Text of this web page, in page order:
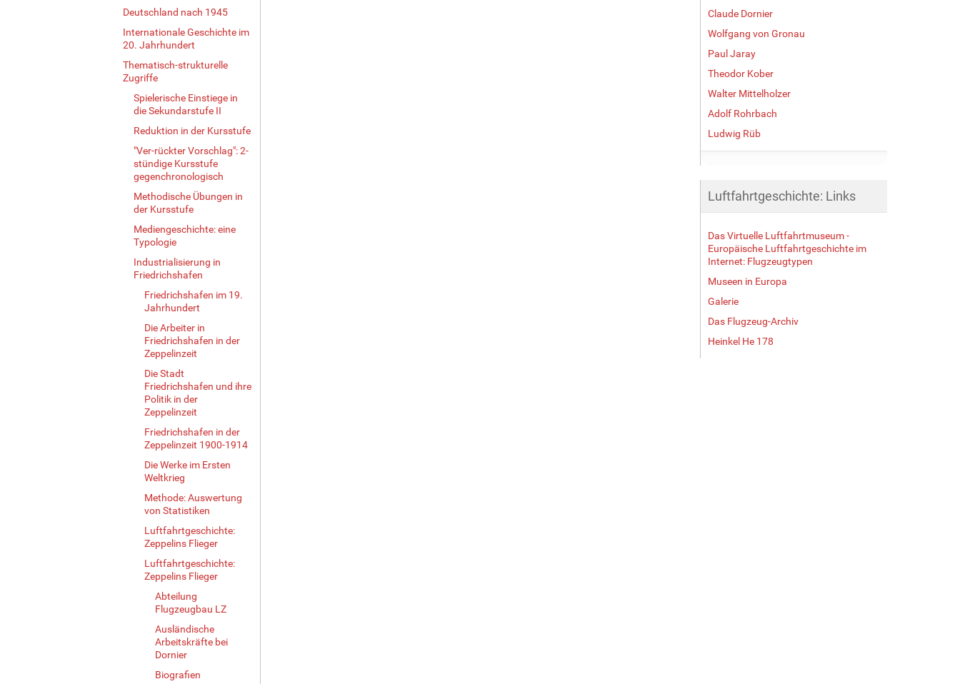
Deutschland nach 1945
Internationale Geschichte im
20. Jahrhundert
Thematisch-strukturelle
Zugriffe
Spielerische Einstiege in
die Sekundarstufe II
Reduktion in der Kursstufe
"Ver-rückter Vorschlag": 2-
stündige Kursstufe
gegenchronologisch
Methodische Übungen in
der Kursstufe
Mediengeschichte: eine
Typologie
Industrialisierung in
Friedrichshafen
Friedrichshafen im 19.
Jahrhundert
Die Arbeiter in
Friedrichshafen in der
Zeppelinzeit
Die Stadt
Friedrichshafen und ihre
Politik in der
Zeppelinzeit
Friedrichshafen in der
Zeppelinzeit 1900-1914
Die Werke im Ersten
Weltkrieg
Methode: Auswertung
von Statistiken
Luftfahrtgeschichte:
Zeppelins Flieger
Luftfahrtgeschichte:
Zeppelins Flieger
Abteilung
Flugzeugbau LZ
Ausländische
Arbeitskräfte bei
Dornier
Biografien
Claude Dornier
Wolfgang von Gronau
Paul Jaray
Theodor Kober
Walter Mittelholzer
Adolf Rohrbach
Ludwig Rüb
Luftfahrtgeschichte: Links
Das Virtuelle Luftfahrtmuseum -
Europäische Luftfahrtgeschichte im
Internet: Flugzeugtypen
Museen in Europa
Galerie
Das Flugzeug-Archiv
Heinkel He 178